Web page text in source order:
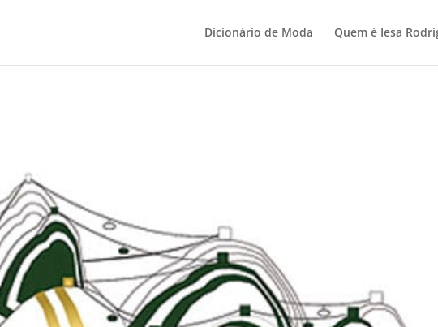
Dicionário de Moda Quem é Iesa